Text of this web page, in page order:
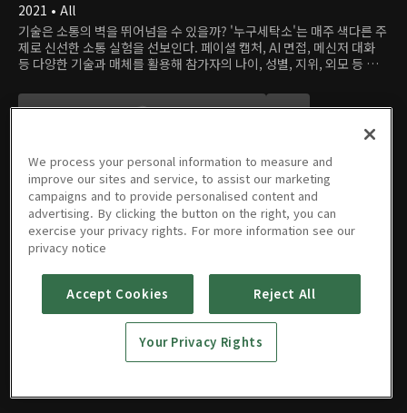
2021 • All
기술은 소통의 벽을 뛰어넘을 수 있을까? '누구세탁소'는 매주 색다른 주
제로 신선한 소통 실험을 선보인다. 페이셜 캡처, AI 면접, 메신저 대화
등 다양한 기술과 매체를 활용해 참가자의 나이, 성별, 지위, 외모 등 선
실험에 참여한 일반인들은 얼마나 열린 마음으로 소통할 수 있을까?
에피소드
11/18/2021 • 43분
03회 마지막회
We process your personal information to measure and
improve our sites and service, to assist our marketing
campaigns and to provide personalised content and
advertising. By clicking the button on the right, you can
exercise your privacy rights. For more information see our
privacy notice
Accept Cookies Reject All
Your Privacy Rights